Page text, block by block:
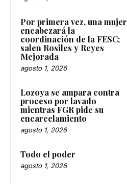
Por primera vez, una mujer
encabezará la
coordinación de la FESC;
salen Rosiles y Reyes
Mejorada
agosto 1, 2026
Lozoya se ampara contra
proceso por lavado
mientras FGR pide su
encarcelamiento
agosto 1, 2026
Todo el poder
agosto 1, 2026